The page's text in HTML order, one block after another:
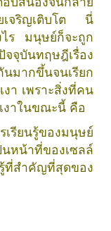
เจริญเติบโต นี่
ไร มนุษย์ก็จะถูก
จุบันทฤษฎีเรื่อง
นมากขึ้นจนเรียก
า เพราะสิ่งที่คน
งาในขณะนี้ คือ
ยนรู้ของมนุษย์
หน้าที่ของเซลล์
ที่สำคัญที่สุดของ